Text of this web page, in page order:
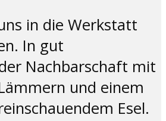
in die Werkstatt
In gut
Nachbarschaft mit
und einem
Esel.